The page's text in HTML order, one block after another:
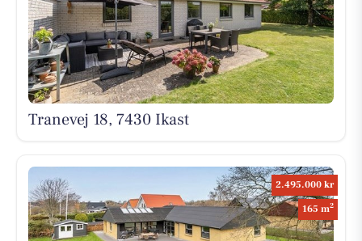
Tranevej 18, 7430 Ikast
2.495.000 kr
165 m2